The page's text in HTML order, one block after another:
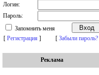
Логин:
Пароль:
Запомнить меня
[ Регистрация ] [ Забыли пароль?
Реклама